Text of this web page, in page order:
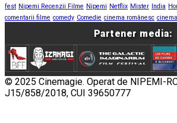
fest Nipemi Recenzii Filme Nipemi Netflix Mister India
comentarii filme comedy Comedie cinema românesc
Partener media:
© 2025 Cinemagie. Operat de NIPEMI-
J15/858/2018, CUI 39650777